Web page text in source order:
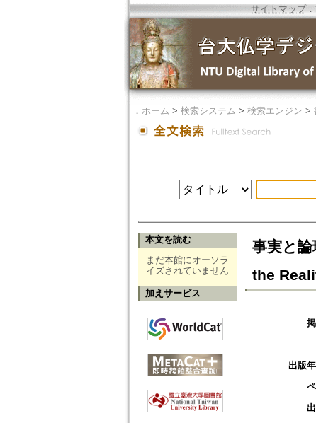
サイトマップ．
． ホーム > 検索システム > 検索エンジン >
本文を読む
まだ本館にオーソラ
イズされていません
加えサービス
事実と
the
出版